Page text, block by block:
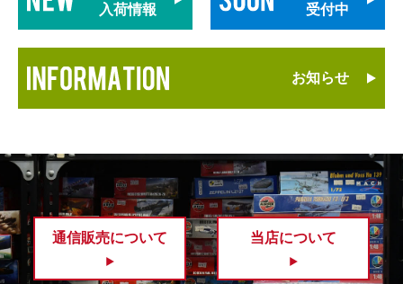
入荷情報
受付中
お知らせ
通信販売について 当店について